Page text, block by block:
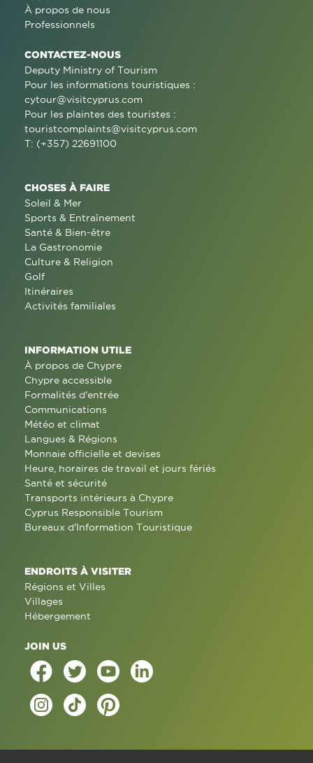
À propos de nous
Professionnels
CONTACTEZ-NOUS
Deputy Ministry of Tourism
Pour les informations touristiques :
cytour@visitcyprus.com
Pour les plaintes des touristes :
touristcomplaints@visitcyprus.com
T: (+357) 22691100
CHOSES À FAIRE
Soleil & Mer
Sports & Entraînement
Santé & Bien-être
La Gastronomie
Culture & Religion
Golf
Itinéraires
Activités familiales
INFORMATION UTILE
À propos de Chypre
Chypre accessible
Formalités d'entrée
Communications
Météo et climat
Langues & Régions
Monnaie officielle et devises
Heure, horaires de travail et jours fériés
Santé et sécurité
Transports intérieurs à Chypre
Cyprus Responsible Tourism
Bureaux d'Information Touristique
ENDROITS À VISITER
Régions et Villes
Villages
Hébergement
JOIN US